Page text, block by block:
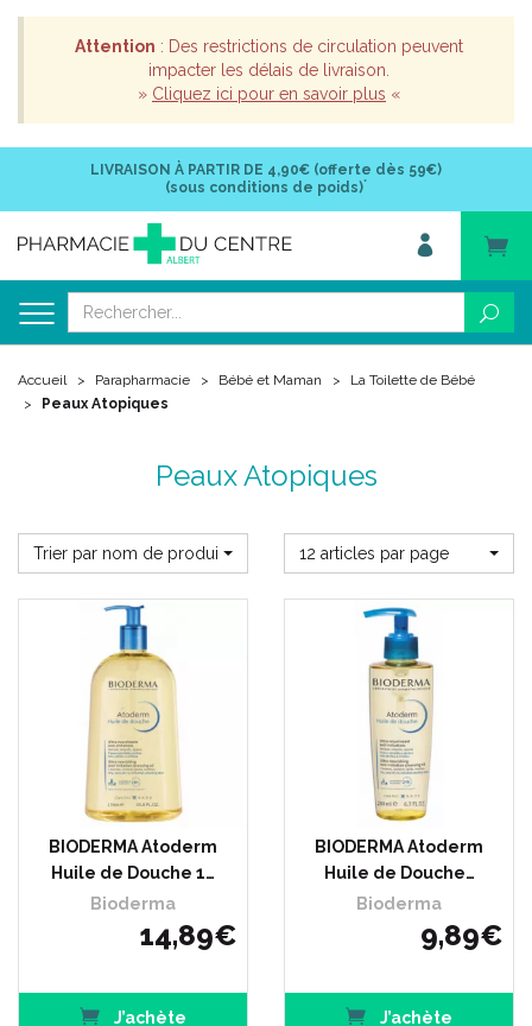
Attention : Des restrictions de circulation peuvent
impacter les délais de livraison.
» Cliquez ici pour en savoir plus «
LIVRAISON À PARTIR DE 4,90€ (offerte dès 59€)
(sous conditions de poids)*
Accueil Parapharmacie Bébé et Maman
La Toilette de Bébé
Peaux Atopiques
Peaux Atopiques
Trier par nom de produit 12 articles par page
BIODERMA Atoderm
Huile de Douche 1…
Bioderma
14,89€
J’achète
BIODERMA Atoderm
Huile de Douche…
Bioderma
9,89€
J’achète